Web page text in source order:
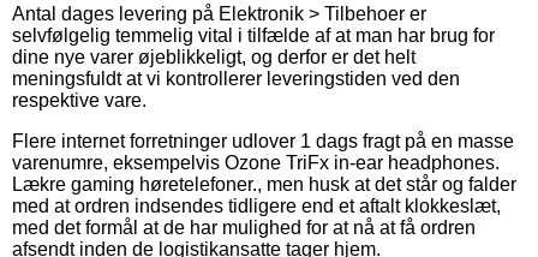
Antal dages levering på Elektronik > Tilbehoer er
selvfølgelig temmelig vital i tilfælde af at man har brug for
dine nye varer øjeblikkeligt, og derfor er det helt
meningsfuldt at vi kontrollerer leveringstiden ved den
respektive vare.
Flere internet forretninger udlover 1 dags fragt på en masse
varenumre, eksempelvis Ozone TriFx in-ear headphones.
Lækre gaming høretelefoner., men husk at det står og falder
med at ordren indsendes tidligere end et aftalt klokkeslæt,
med det formål at de har mulighed for at nå at få ordren
afsendt inden de logistikansatte tager hjem.